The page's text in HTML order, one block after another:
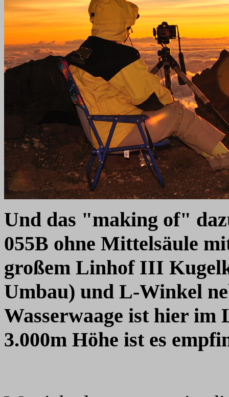
Und das "making of"
055B ohne Mittelsäule
großem Linhof III
Umbau) und L-Winkel
Wasserwaage ist hier
3.000m Höhe ist es